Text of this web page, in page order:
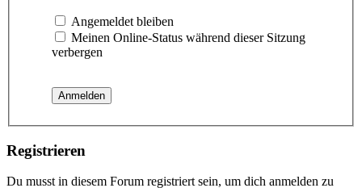
Angemeldet bleiben
Meinen Online-Status während dieser Sitzung
verbergen
Registrieren
Du musst in diesem Forum registriert sein, um dich anmelden zu